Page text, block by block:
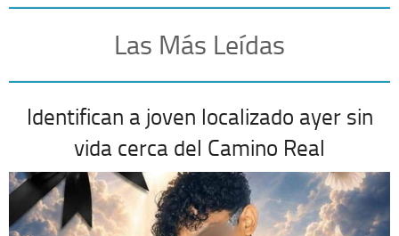
Las Más Leídas
Identifican a joven localizado ayer sin
vida cerca del Camino Real